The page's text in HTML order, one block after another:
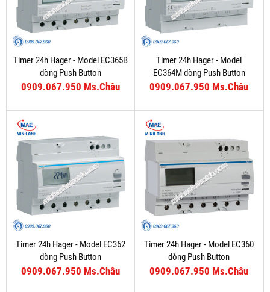
Timer 24h Hager - Model EC365B
dòng Push Button
0909.067.950 Ms.Châu
Timer 24h Hager - Model
EC364M dòng Push Button
0909.067.950 Ms.Châu
Timer 24h Hager - Model EC362
dòng Push Button
0909.067.950 Ms.Châu
Timer 24h Hager - Model EC360
dòng Push Button
0909.067.950 Ms.Châu